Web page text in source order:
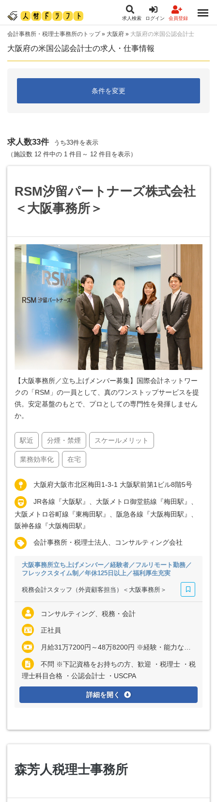
求人検索 ログイン 会員登録
会計事務所・税理士事務所のトップ» 大阪府 » 大阪府の米国公認会計士
大阪府の米国公認会計士の求人・仕事情報
条件を変更
求人数33件
うち33件を表示
（施設数 12 件中の 1 件目～ 12 件目を表示）
RSM汐留パートナーズ株式会社
＜大阪事務所＞
【大阪事務所／立ち上げメンバー募集】国際会計ネットワー
クの「RSM」の一員として、真のワンストップサービスを提
供。安定基盤のもとで、プロとしての専門性を発揮しません
か。
駅近 分煙・禁煙 スケールメリット
業務効率化 在宅
大阪府大阪市北区梅田1-3-1 大阪駅前第1ビル8階5号
JR各線『大阪駅』、大阪メトロ御堂筋線『梅田駅』、
大阪メトロ谷町線『東梅田駅』、阪急各線『大阪梅田駅』、
阪神各線『大阪梅田駅』
会計事務所・税理士法人、コンサルティング会社
大阪事務所立ち上げメンバー／経験者／フルリモート勤務／
フレックスタイム制／年休125日以上／福利厚生充実
税務会計スタッフ（外資顧客担当）＜大阪事務所＞
コンサルティング、税務・会計
正社員
月給31万7200円～48万8200円 ※経験・能力など考慮の上、決定いたします ※上記に固定残業代（月30時間分＝6万6800円～9万9300円）を含む ※超過分は別途全額支給
不問 ※下記資格をお持ちの方、歓迎 ・税理士 ・税
理士科目合格 ・公認会計士 ・USCPA
詳細を開く
森芳人税理士事務所